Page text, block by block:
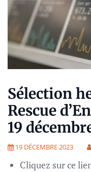
Sélection
Rescue
19
19 DÉCEMBRE 2023
Cliquez sur ce